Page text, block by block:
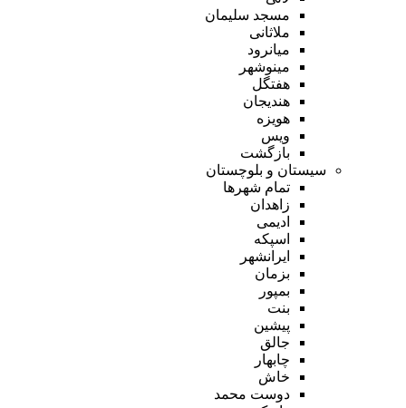
مسجد سلیمان
ملاثانی
میانرود
مینوشهر
هفتگل
هندیجان
هویزه
ویس
بازگشت
سیستان و بلوچستان
تمام شهر‌ها
زاهدان
ادیمی
اسپکه
ایرانشهر
بزمان
بمپور
بنت
پیشین
جالق
چابهار
خاش
دوست محمد